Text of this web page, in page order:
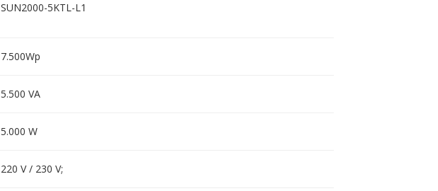
SUN2000-5KTL-L1
7.500Wp
5.500 VA
5.000 W
220 V / 230 V;